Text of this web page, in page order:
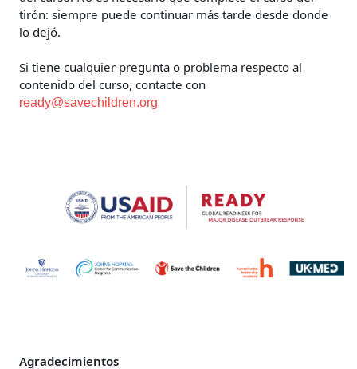
tirón: siempre puede continuar más tarde desde donde
lo dejó.
Si tiene cualquier pregunta o problema respecto al
contenido del curso, contacte con
ready@savechildren.org
Agradecimientos